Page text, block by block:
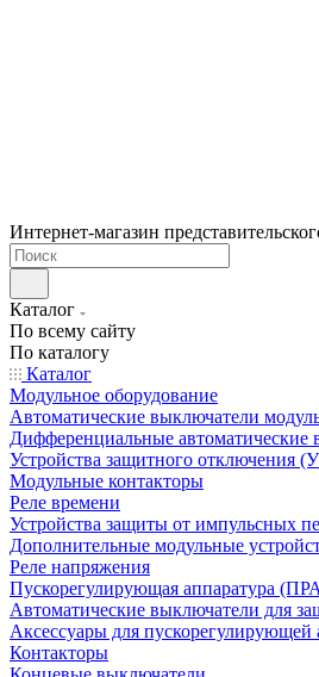
Интернет-магазин
Каталог
По всему сайту
По каталогу
Каталог
Модульное оборудование
Автоматические выключатели
Дифференциальные
Устройства защитного отключения
Модульные контакторы
Реле времени
Устройства защиты от импульсных
Дополнительные модульные
Реле напряжения
Пускорегулирующая аппаратура
Автоматические выключатели для
Аксессуары для пускорегулирующей
Контакторы